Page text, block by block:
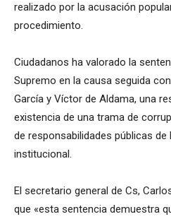
realizado por la acusación
procedimiento.
Ciudadanos ha valorado la
Supremo en la causa seguida
García y Víctor de Aldama, una
existencia de una trama de
de responsabilidades públicas de
institucional.
El secretario general de Cs,
que «esta sentencia demuestra